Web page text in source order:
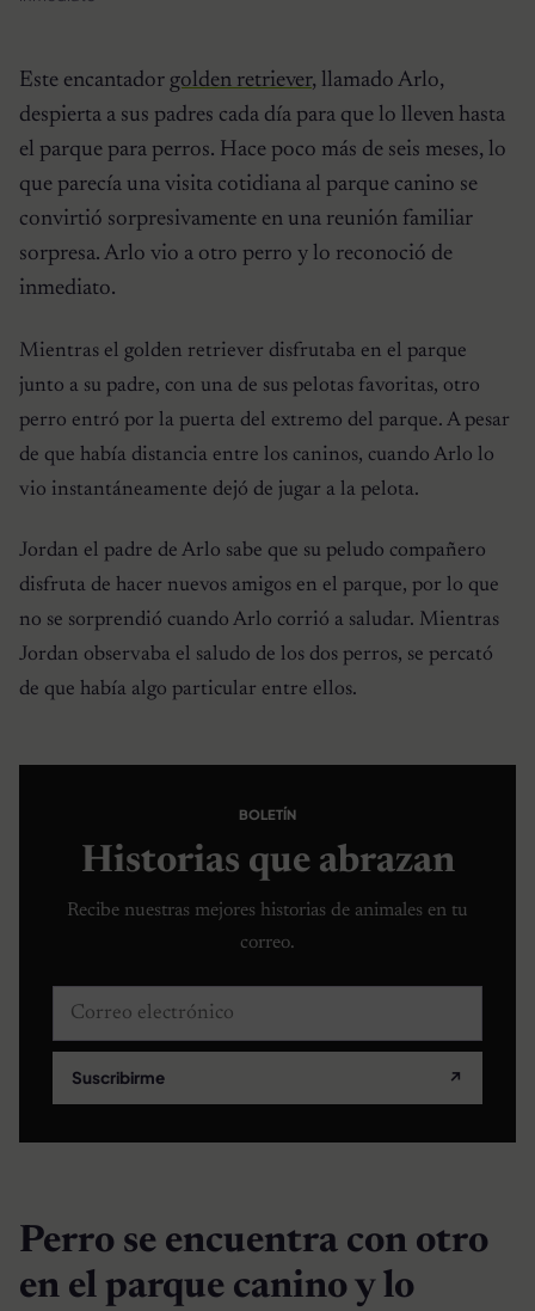
Este encantador golden retriever, llamado Arlo,
despierta a sus padres cada día para que lo lleven hasta
el parque para perros. Hace poco más de seis meses, lo
que parecía una visita cotidiana al parque canino se
convirtió sorpresivamente en una reunión familiar
sorpresa. Arlo vio a otro perro y lo reconoció de
inmediato.
Mientras el golden retriever disfrutaba en el parque
junto a su padre, con una de sus pelotas favoritas, otro
perro entró por la puerta del extremo del parque. A pesar
de que había distancia entre los caninos, cuando Arlo lo
vio instantáneamente dejó de jugar a la pelota.
Jordan el padre de Arlo sabe que su peludo compañero
disfruta de hacer nuevos amigos en el parque, por lo que
no se sorprendió cuando Arlo corrió a saludar. Mientras
Jordan observaba el saludo de los dos perros, se percató
de que había algo particular entre ellos.
BOLETÍN
Historias que abrazan
Recibe nuestras mejores historias de animales en tu
correo.
Correo electrónico
Suscribirme ↗
Perro se encuentra con otro
en el parque canino y lo